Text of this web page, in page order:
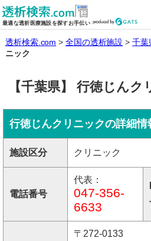
最適な透析医療施設を探すお手伝い
全国の透析施設
透析検索.com 全国の透析施設 千葉
ニック
【千葉県】 行徳じんク
行徳じんクリニックの詳細情
施設区分 クリニック
電話番号
代表：
047-356-
6633
〒272-0133